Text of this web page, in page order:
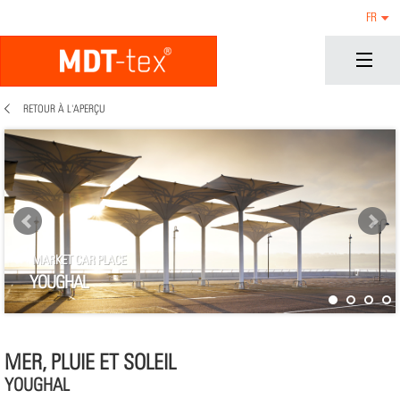
FR
RETOUR À L'APERÇU
MARKET CAR PLACE
YOUGHAL
MER, PLUIE ET SOLEIL
YOUGHAL